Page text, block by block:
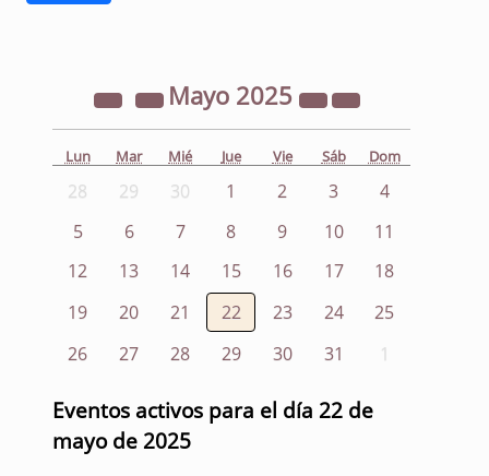
Mayo 2025
Lun Mar Mié Jue Vie Sáb Dom
28 29 30 1 2 3
4
5
6 7 8 9 10
11
12
13 14 15 16 17
18
19
20 21 22 23 24
25
26
27 28 29 30 31 1
Eventos activos para el día 22 de
mayo de 2025